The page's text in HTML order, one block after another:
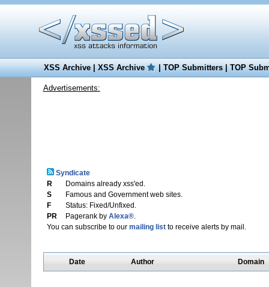
XSS Archive|XSS Archive |TOP Submitters|TOP
Advertisements:
Syndicate
R
Domains already xss'ed.
S
Famous and Government web sites.
F
Status: Fixed/Unfixed.
PR
Pagerank by Alexa®.
You can subscribe to our mailing listto receive alerts by mail.
Date Author Domain